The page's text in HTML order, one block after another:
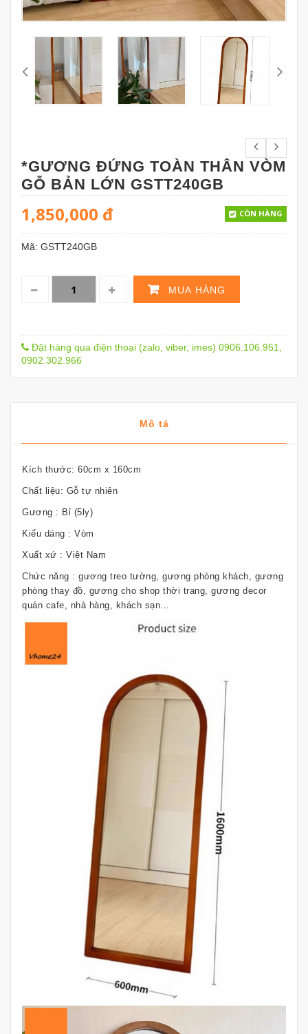
*GƯƠNG ĐỨNG TOÀN THÂN VÒM
GỖ BẢN LỚN GSTT240GB
1,850,000 đ CÒN HÀNG
Mã: GSTT240GB
MUA HÀNG
Đặt hàng qua điện thoại (zalo, viber, imes) 0906.106.951,
0902.302.966
Mô tả
Kích thước: 60cm x 160cm
Chất liệu: Gỗ tự nhiên
Gương : Bỉ (5ly)
Kiểu dáng : Vòm
Xuất xứ : Việt Nam
Chức năng : gương treo tường, gương phòng khách, gương
phòng thay đồ, gương cho shop thời trang, gương decor
quán cafe, nhà hàng, khách sạn…